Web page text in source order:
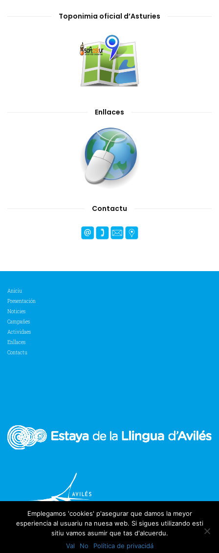
Toponimia oficial d’Asturies
Enllaces
Contactu
Aniciu
Presentación
Noticies
Campañes
Actividaes
Enllaces
Contactu
2018 Estaya de la Llingua d'Avilés | Tolos derechos reservaos
Emplegamos 'cookies' p'asegurar que damos la meyor
esperiencia al usuariu na nuesa web. Si sigues utilizando esti
sitiu vamos asumir que tas d'alcuerdu.
Val
No Política de privacidá